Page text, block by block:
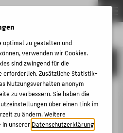
Berlin
in der
optimal zu gestalten und
verwenden wir Cookies.
sind zwingend für die
erforderlich. Zusätzliche Statistik-
Nutzungsverhalten anonym
zu verbessern. Sie haben die
über einen Link im
zu ändern. Weitere
unsererDatenschutzerklärung